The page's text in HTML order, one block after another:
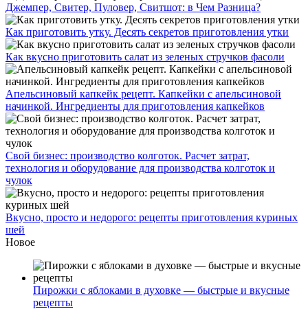
Джемпер, Свитер, Пуловер, Свитшот: в Чем Разница?
Как приготовить утку. Десять секретов приготовления утки
Как вкусно приготовить салат из зеленых стручков фасоли
Апельсиновый капкейк рецепт. Капкейки с апельсиновой
начинкой. Ингредиенты для приготовления капкейков
Свой бизнес: производство колготок. Расчет затрат,
технология и оборудование для производства колготок и
чулок
Вкусно, просто и недорого: рецепты приготовления куриных
шей
Новое
Пирожки с яблоками в духовке — быстрые и вкусные
рецепты